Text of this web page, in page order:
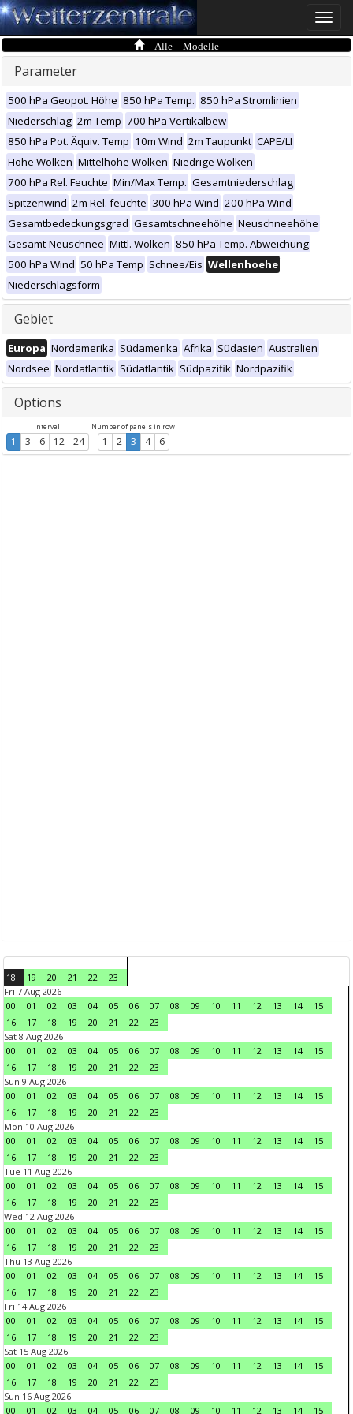
Toggle
Alle Modelle
Parameter
500 hPa Geopot. Höhe 850 hPa Temp. 850 hPa Stromlinien
Niederschlag 2m Temp 700 hPa Vertikalbew
850 hPa Pot. Äquiv. Temp 10m Wind 2m Taupunkt CAPE/LI
Hohe Wolken Mittelhohe Wolken Niedrige Wolken
700 hPa Rel. Feuchte Min/Max Temp. Gesamtniederschlag
Spitzenwind 2m Rel. feuchte 300 hPa Wind 200 hPa Wind
Gesamtbedeckungsgrad Gesamtschneehöhe Neuschneehöhe
Gesamt-Neuschnee Mittl. Wolken 850 hPa Temp. Abweichung
500 hPa Wind 50 hPa Temp Schnee/Eis Wellenhoehe
Niederschlagsform
Gebiet
Europa Nordamerika Südamerika Afrika Südasien Australien
Nordsee Nordatlantik Südatlantik Südpazifik Nordpazifik
Options
Intervall
1 3 6 12 24
Number of panels in row
1 2 3 4 6
18 19 20 21 22
23
Fri 7 Aug 2026
00
01 02 03 04 05 06 07 08 09 10 11 12 13 14
15
16
17 18 19 20 21 22
23
Sat 8 Aug 2026
00
01 02 03 04 05 06 07 08 09 10 11 12 13 14
15
16
17 18 19 20 21 22
23
Sun 9 Aug 2026
00
01 02 03 04 05 06 07 08 09 10 11 12 13 14
15
16
17 18 19 20 21 22
23
Mon 10 Aug 2026
00
01 02 03 04 05 06 07 08 09 10 11 12 13 14
15
16
17 18 19 20 21 22
23
Tue 11 Aug 2026
00
01 02 03 04 05 06 07 08 09 10 11 12 13 14
15
16
17 18 19 20 21 22
23
Wed 12 Aug 2026
00
01 02 03 04 05 06 07 08 09 10 11 12 13 14
15
16
17 18 19 20 21 22
23
Thu 13 Aug 2026
00
01 02 03 04 05 06 07 08 09 10 11 12 13 14
15
16
17 18 19 20 21 22
23
Fri 14 Aug 2026
00
01 02 03 04 05 06 07 08 09 10 11 12 13 14
15
16
17 18 19 20 21 22
23
Sat 15 Aug 2026
00
01 02 03 04 05 06 07 08 09 10 11 12 13 14
15
16
17 18 19 20 21 22
23
Sun 16 Aug 2026
00
01 02 03 04 05 06 07 08 09 10 11 12 13 14 15